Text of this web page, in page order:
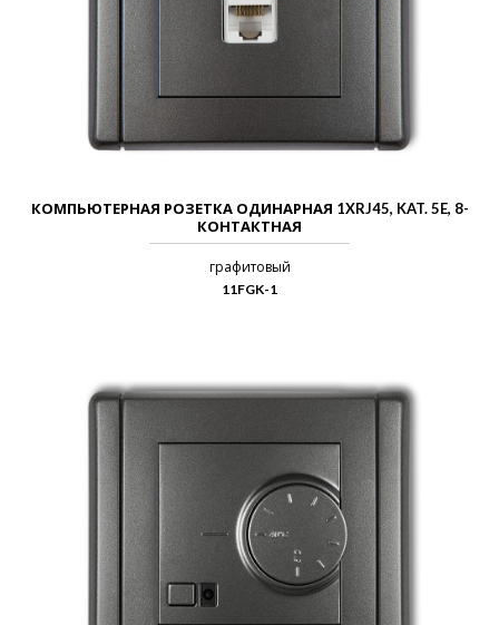
КОМПЬЮТЕРНАЯ РОЗЕТКА ОДИНАРНАЯ 1XRJ45, KAT. 5E, 8-
КОНТАКТНАЯ
графитовый
11FGK-1